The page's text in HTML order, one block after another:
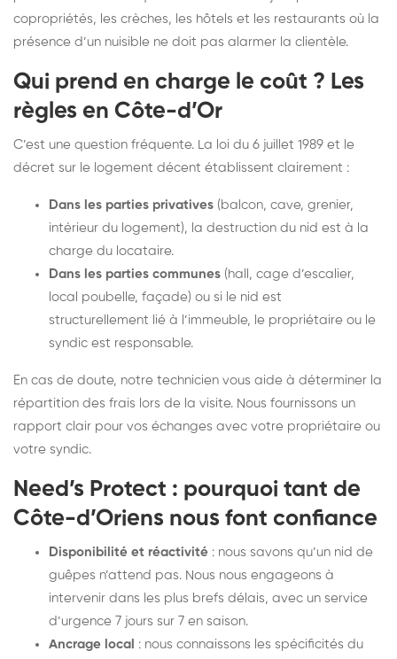
copropriétés, les crèches, les hôtels et les restaurants où la
présence d’un nuisible ne doit pas alarmer la clientèle.
Qui prend en charge le coût ? Les
règles en Côte-d’Or
C’est une question fréquente. La loi du 6 juillet 1989 et le
décret sur le logement décent établissent clairement :
Dans les parties privatives (balcon, cave, grenier,
intérieur du logement), la destruction du nid est à la
charge du locataire.
Dans les parties communes (hall, cage d’escalier,
local poubelle, façade) ou si le nid est
structurellement lié à l’immeuble, le propriétaire ou le
syndic est responsable.
En cas de doute, notre technicien vous aide à déterminer la
répartition des frais lors de la visite. Nous fournissons un
rapport clair pour vos échanges avec votre propriétaire ou
votre syndic.
Need’s Protect : pourquoi tant de
Côte-d’Oriens nous font confiance
Disponibilité et réactivité : nous savons qu’un nid de
guêpes n’attend pas. Nous nous engageons à
intervenir dans les plus brefs délais, avec un service
d’urgence 7 jours sur 7 en saison.
Ancrage local : nous connaissons les spécificités du